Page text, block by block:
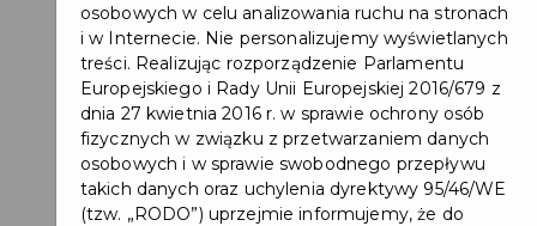
osobowych w celu analizowania ruchu na stronach
i w Internecie. Nie personalizujemy wyświetlanych
treści. Realizując rozporządzenie Parlamentu
Europejskiego i Rady Unii Europejskiej 2016/679 z
dnia 27 kwietnia 2016 r. w sprawie ochrony osób
fizycznych w związku z przetwarzaniem danych
osobowych i w sprawie swobodnego przepływu
takich danych oraz uchylenia dyrektywy 95/46/WE
(tzw. „RODO”) uprzejmie informujemy, że do